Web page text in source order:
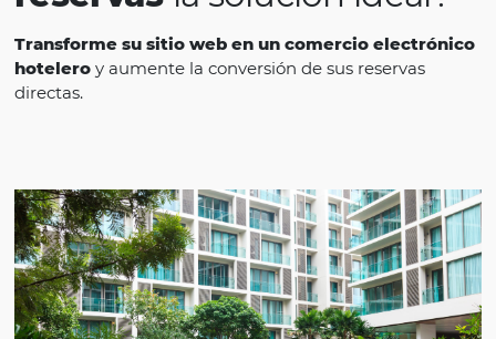
Colocamos em produção a nova versão do
impressionantes. Em outubro de 2020,
uma alta de 1.072% nas reservas direitas em
comparação com o mesmo mês do ano de
além de alta de 694% em receita e 998%,